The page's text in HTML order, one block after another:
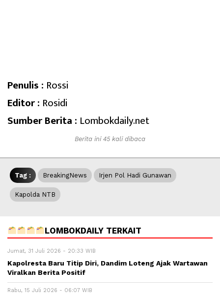
Penulis : Rossi
Editor : Rosidi
Sumber Berita : Lombokdaily.net
Berita ini 45 kali dibaca
Tag : BreakingNews Irjen Pol Hadi Gunawan
Kapolda NTB
LOMBOKDAILY TERKAIT
Jumat, 31 Juli 2026 - 20:33 WIB
Kapolresta Baru Titip Diri, Dandim Loteng Ajak Wartawan
Viralkan Berita Positif
Rabu, 15 Juli 2026 - 06:07 WIB